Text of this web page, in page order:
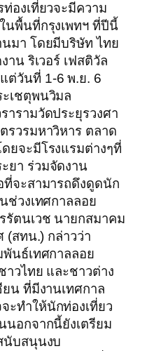
องเที่ยวจะมีความ
นพื้นที่กรุงเพทฯ ที่ปีนี้
มา โดยมีบริษัท ไทย
าน ริเวอร์ เฟสติวัล
ต่วันที่ 1-6 พ.ย. 6
เชตุพนวิมล
ารามวัดประยุรวงศา
รวรมหาวิหาร ตลาด
ยจะมีโรงแรมต่างๆที่
ยา ร่วมจัดงาน
ที่จะสามารถดึงดูดนัก
ช่วงเทศกาลลอย
รัตนเวช นายกสมาคม
(สทน.) กล่าวว่า
พันธ์เทศกาลลอย
าวไทย และชาวต่าง
น ที่มีงานเทศกาล
ะทำให้นักท่องเที่ยว
นอกจากนี้ยังเตรียม
นับสนุนงบ